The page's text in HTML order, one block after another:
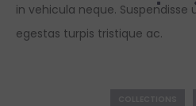
in vehicula neque. Suspendisse
egestas turpis tristique ac.